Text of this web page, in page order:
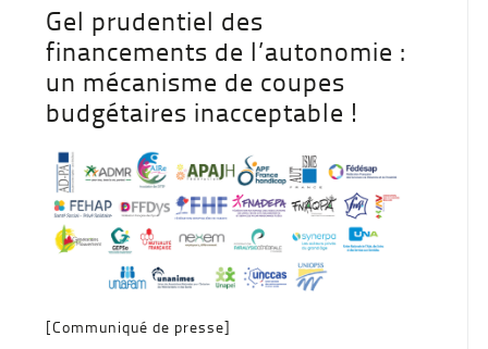
Gel prudentiel des
financements de l’autonomie :
un mécanisme de coupes
budgétaires inacceptable !
[Communiqué de presse]